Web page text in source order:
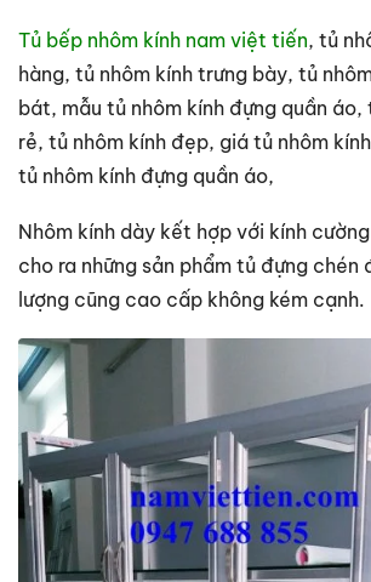
Tủ bếp nhôm kính nam việt tiến, tủ
hàng, tủ nhôm kính trưng bày, tủ
bát, mẫu tủ nhôm kính đựng quần áo,
rẻ, tủ nhôm kính đẹp, giá tủ nhôm
tủ nhôm kính đựng quần áo,
Nhôm kính dày kết hợp với kính
cho ra những sản phẩm tủ đựng
lượng cũng cao cấp không kém cạnh.